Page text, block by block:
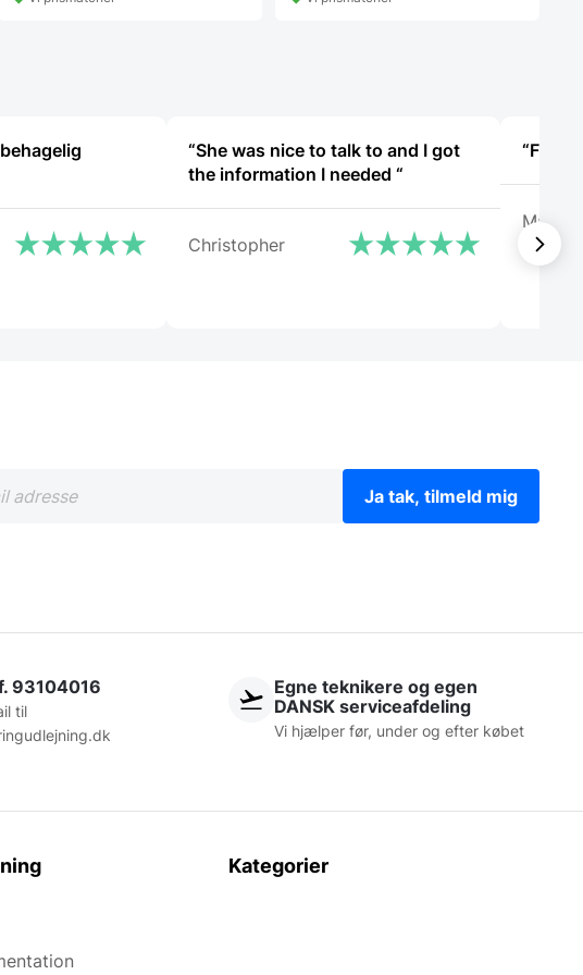
“She was nice to talk to and I got
the information I needed “
Christopher
“Fin
Marlu
Ja tak, tilmeld mig
93104016
til
Egne teknikere og egen
DANSK serviceafdeling
Vi hjælper før, under og efter købet
Kategorier